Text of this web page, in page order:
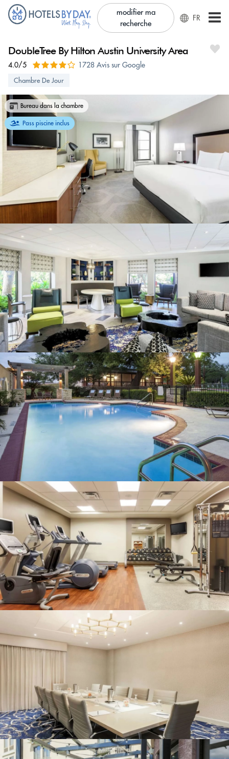
modifier ma
recherche
FR
DoubleTree By Hilton Austin University Area
4.0/5 1728 Avis sur Google
Chambre De Jour
Bureau dans la chambre
Pass piscine inclus